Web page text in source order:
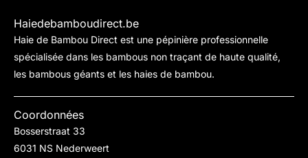
Haiedebamboudirect.be
Haie de Bambou Direct est une pépinière professionnelle
spécialisée dans les bambous non traçant de haute qualité,
les bambous géants et les haies de bambou.
Coordonnées
Bosserstraat 33
6031 NS Nederweert